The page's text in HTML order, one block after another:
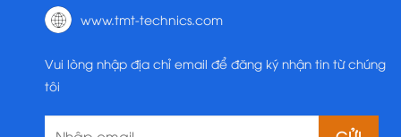
www.tmt-technics.com
Vui lòng nhập địa chỉ email để đăng ký nhận tin từ chúng
tôi